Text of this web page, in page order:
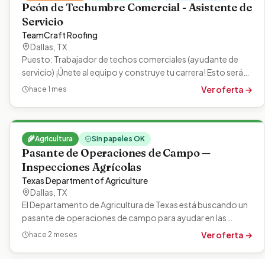
Peón de Techumbre Comercial - Asistente de
Servicio
TeamCraft Roofing
Dallas TX
Puesto: Trabajador de techos comerciales (ayudante de
servicio) ¡Únete al equipo y construye tu carrera! Esto será
para reparaciones y…
hace 1 mes Ver oferta →
🌾Agricultura Sin papeles OK
Pasante de Operaciones de Campo —
Inspecciones Agrícolas
Texas Department of Agriculture
Dallas TX
El Departamento de Agricultura de Texas está buscando un
pasante de operaciones de campo para ayudar en las
inspecciones agrícolas y la…
hace 2 meses Ver oferta →